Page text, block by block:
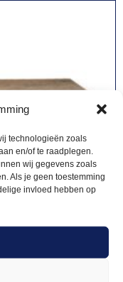
technologieën zoals
en/of te raadplegen.
wij gegevens zoals
Als je geen toestemming
invloed hebben op